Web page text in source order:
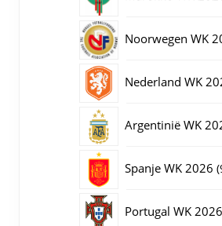
Noorwegen WK
Nederland WK
Argentinië WK
Spanje WK 2026
Portugal WK 2026